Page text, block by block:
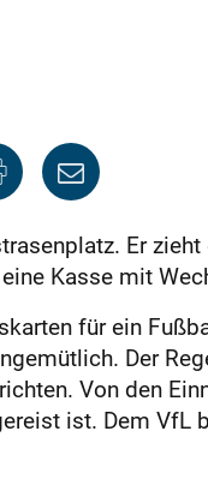
Er
Kasse mit
für ein
Der
Von den
ist. Dem VfL